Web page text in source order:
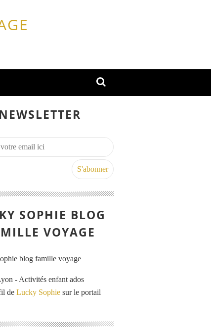
NEWSLETTER
SOPHIE BLOG
VOYAGE
- Activités enfant ados
de Lucky Sophie sur le portail